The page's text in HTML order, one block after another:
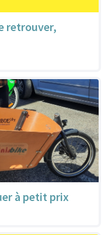
retrouver,
à petit prix